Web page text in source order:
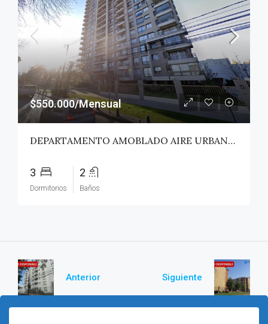
$550.000/Mensual
DEPARTAMENTO AMOBLADO AIRE URBANO (PAZ) – TALCA
3
Dormitorios
2
Baños
Anterior Siguiente